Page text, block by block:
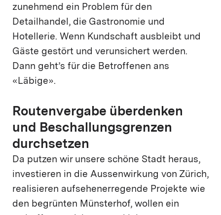
zunehmend ein Problem für den
Detailhandel, die Gastronomie und
Hotellerie. Wenn Kundschaft ausbleibt und
Gäste gestört und verunsichert werden.
Dann geht’s für die Betroffenen ans
«Läbige».
Routenvergabe überdenken
und Beschallungsgrenzen
durchsetzen
Da putzen wir unsere schöne Stadt heraus,
investieren in die Aussenwirkung von Zürich,
realisieren aufsehenerregende Projekte wie
den begrünten Münsterhof, wollen ein